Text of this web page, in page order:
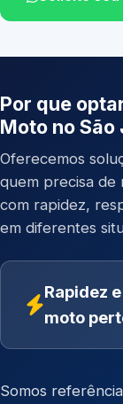
Por que
Moto no São
Oferecemos
quem precisa de
com rapidez,
em diferentes
Rapidez
moto
Somos